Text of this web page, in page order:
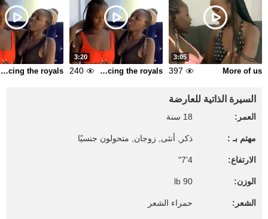
3:05
More of us
397
3:20
Introducing the royals
240
Introducing the royals
السيرة الذاتية للعارضة
العمر: 18 سنة
مهتم بـ : ذكر, أنثى, زوجان, متحولون جنسيًا
الارتفاع: 4'7"
الوزن: 90 lb
الشعر: حمراء الشعر